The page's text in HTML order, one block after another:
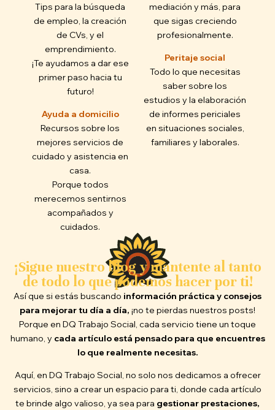
Tips para la búsqueda
de empleo, la creación
de CVs, y el
emprendimiento.
¡Te ayudamos a dar ese
primer paso hacia tu
futuro!
Ayuda a domicilio
Recursos sobre los
mejores servicios de
cuidado y asistencia en
casa.
Porque todos
merecemos sentirnos
acompañados y
cuidados.
mediación y más, para
que sigas creciendo
profesionalmente.
Peritaje social
Todo lo que necesitas
saber sobre los
estudios y la elaboración
de informes periciales
en situaciones sociales,
familiares y laborales.
¡Sigue nuestro blog y mantente al tanto
de todo lo que podemos hacer por ti!
Así que si estás buscando información práctica y consejos
para mejorar tu día a día, ¡no te pierdas nuestros posts!
Porque en DQ Trabajo Social, cada servicio tiene un toque
humano, y cada artículo está pensado para que encuentres
lo que realmente necesitas.
Aquí, en DQ Trabajo Social, no solo nos dedicamos a ofrecer
servicios, sino a crear un espacio para ti, donde cada artículo
te brinde algo valioso, ya sea para gestionar prestaciones,